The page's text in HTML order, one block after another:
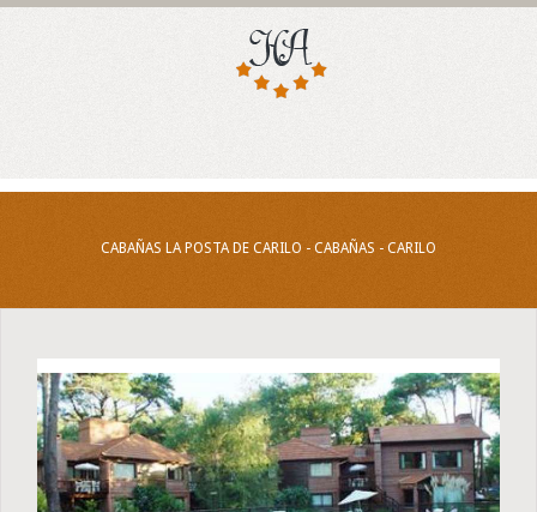
CABAÑAS LA POSTA DE CARILO - CABAÑAS - CARILO